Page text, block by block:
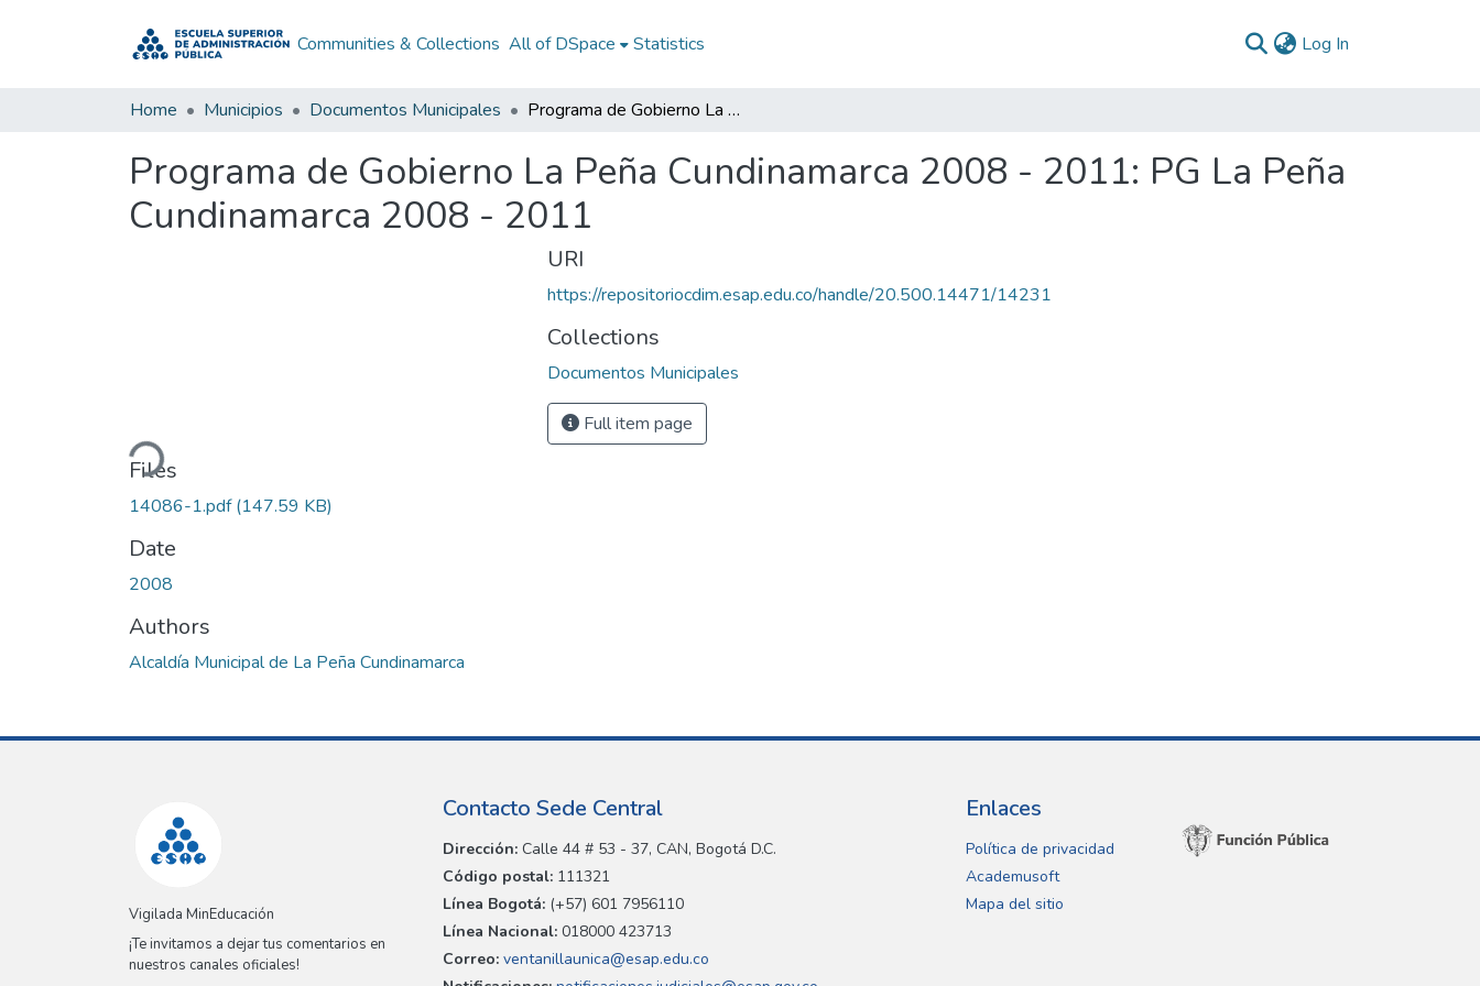
Communities & Collections All of DSpace Statistics Log In
Home Municipios Documentos Municipales Programa de Gobierno La Peña Cundinamarca 2008 - 2011: PG La Peña Cundinamarca 2008 - 2011
Programa de Gobierno La Peña Cundinamarca 2008 - 2011: PG La Peña
Cundinamarca 2008 - 2011
Loading...
Files
14086-1.pdf(147.59 KB)
Date
2008
Authors
Alcaldía Municipal de La Peña Cundinamarca
URI
https://repositoriocdim.esap.edu.co/handle/20.500.14471/14231
Collections
Documentos Municipales
Full item page
Vigilada MinEducación
¡Te invitamos a dejar tus comentarios en
nuestros canales oficiales!
Contacto Sede Central
Dirección: Calle 44 # 53 - 37, CAN, Bogotá D.C.
Código postal: 111321
Línea Bogotá: (+57) 601 7956110
Línea Nacional: 018000 423713
Correo: ventanillaunica@esap.edu.co
Enlaces
Política de privacidad
Academusoft
Mapa del sitio